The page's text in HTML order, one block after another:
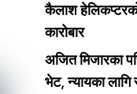
कैलाश
कारोबार
अजित मिजारका
भेट, न्यायका